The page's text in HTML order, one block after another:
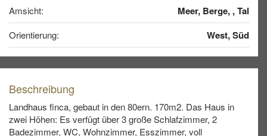
Amsicht: Meer, Berge, , Tal
Orientierung: West, Süd
Beschreibung
Landhaus finca, gebaut in den 80ern. 170m2. Das Haus in
zwei Höhen: Es verfügt über 3 große Schlafzimmer, 2
Badezimmer, WC, Wohnzimmer, Esszimmer, voll